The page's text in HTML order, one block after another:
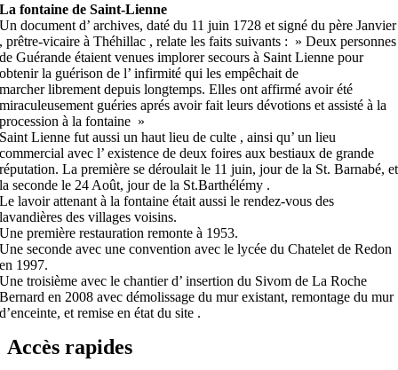
La fontaine de Saint-Lienne
Un document d’ archives, daté du 11 juin 1728 et signé du père Janvier
, prêtre-vicaire à Théhillac , relate les faits suivants : » Deux personnes
de Guérande étaient venues implorer secours à Saint Lienne pour
obtenir la guérison de l’ infirmité qui les empêchait de
marcher librement depuis longtemps. Elles ont affirmé avoir été
miraculeusement guéries aprés avoir fait leurs dévotions et assisté à la
procession à la fontaine »
Saint Lienne fut aussi un haut lieu de culte , ainsi qu’ un lieu
commercial avec l’ existence de deux foires aux bestiaux de grande
réputation. La première se déroulait le 11 juin, jour de la St. Barnabé, et
la seconde le 24 Août, jour de la St.Barthélémy .
Le lavoir attenant à la fontaine était aussi le rendez-vous des
lavandières des villages voisins.
Une première restauration remonte à 1953.
Une seconde avec une convention avec le lycée du Chatelet de Redon
en 1997.
Une troisième avec le chantier d’ insertion du Sivom de La Roche
Bernard en 2008 avec démolissage du mur existant, remontage du mur
d’enceinte, et remise en état du site .
Accès rapides